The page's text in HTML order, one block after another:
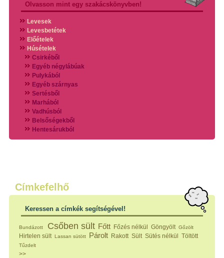
Olvasson mint egy szakácskönyvben!
Levesek
Levesbetétek
Előételek
Húsételek
Csirkéből
Egyéb négylábúak
Pulykából
Egyéb szárnyas
Sertésből
Marhából
Vadhúsból
Belsőségekből
Hentesárukból
Vadszárnyasokból
Köretek
Klasszikus főzelékek
Zöldséges ételek
Hidegkonyhai készítmények
Főtt tészták
Zsiradékban sült tészták
Címkefelhő
Keressen a címkék segítségével!
Bundázott Csőben sült Főtt Főzés nélkül Göngyölt Gőzölt
Hirtelen sült Lassan sütött Párolt Rakott Sült Sütés nélkül Töltött
Tűzdelt
>>